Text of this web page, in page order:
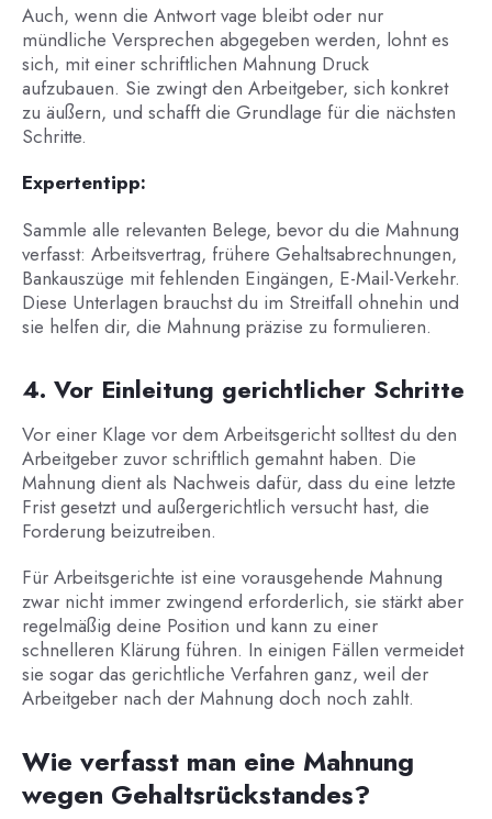
Auch, wenn die Antwort vage bleibt oder nur
mündliche Versprechen abgegeben werden, lohnt es
sich, mit einer schriftlichen Mahnung Druck
aufzubauen. Sie zwingt den Arbeitgeber, sich konkret
zu äußern, und schafft die Grundlage für die nächsten
Schritte.
Expertentipp:
Sammle alle relevanten Belege, bevor du die Mahnung
verfasst: Arbeitsvertrag, frühere Gehaltsabrechnungen,
Bankauszüge mit fehlenden Eingängen, E-Mail-Verkehr.
Diese Unterlagen brauchst du im Streitfall ohnehin und
sie helfen dir, die Mahnung präzise zu formulieren.
4. Vor Einleitung gerichtlicher Schritte
Vor einer Klage vor dem Arbeitsgericht solltest du den
Arbeitgeber zuvor schriftlich gemahnt haben. Die
Mahnung dient als Nachweis dafür, dass du eine letzte
Frist gesetzt und außergerichtlich versucht hast, die
Forderung beizutreiben.
Für Arbeitsgerichte ist eine vorausgehende Mahnung
zwar nicht immer zwingend erforderlich, sie stärkt aber
regelmäßig deine Position und kann zu einer
schnelleren Klärung führen. In einigen Fällen vermeidet
sie sogar das gerichtliche Verfahren ganz, weil der
Arbeitgeber nach der Mahnung doch noch zahlt.
Wie verfasst man eine Mahnung
wegen Gehaltsrückstandes?